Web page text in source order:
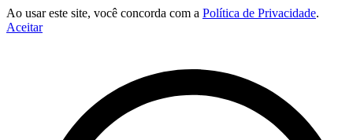
Ao usar este site, você concorda com a Política de Privacidade.
Aceitar